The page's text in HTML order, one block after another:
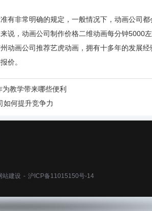
有非常明确的规定，一般情况下，动画公司
说，动画公司制作价格二维动画每分钟5000
动画公司推荐艺虎动画，拥有十多年的发展经
价。
教学带来哪些便利
如何提升竞争力
站建设 - 沪ICP备11015150号-14